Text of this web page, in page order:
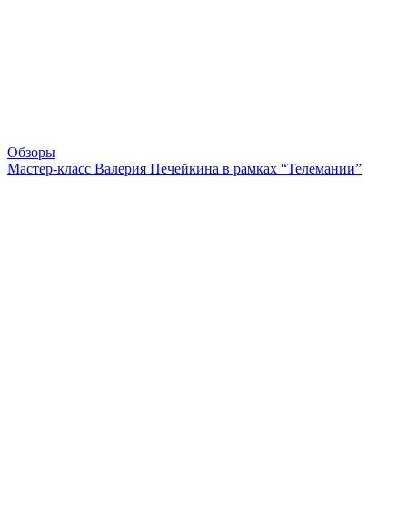
Обзоры
Мастер-класс Валерия Печейкина в рамках “Телемании”